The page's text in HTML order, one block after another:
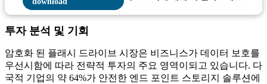
투자 분석 및 기회
암호화 된 플래시 드라이브 시장은 비즈니스가 데이터 보호를
우선시함에 따라 전략적 투자의 주요 영역이되고 있습니다. 다
국적 기업의 약 64%가 안전한 엔드 포인트 스토리지 솔루션에